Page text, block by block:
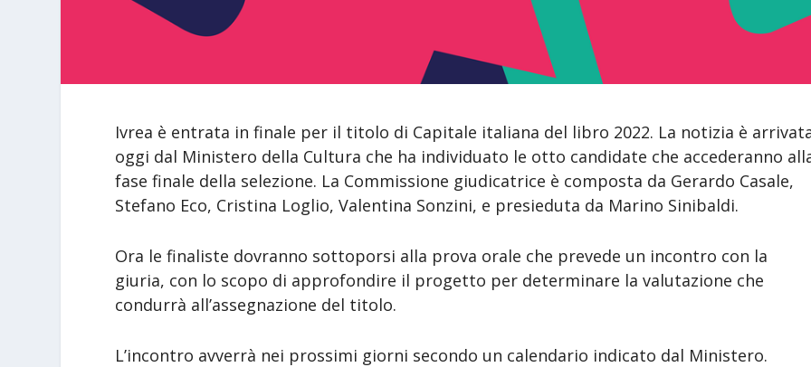
Ivrea è entrata in finale per il titolo di Capitale italiana del libro 2022. La notizia è
oggi dal Ministero della Cultura che ha individuato le otto candidate che accederanno
fase finale della selezione. La Commissione giudicatrice è composta da Gerardo Casale,
Stefano Eco, Cristina Loglio, Valentina Sonzini, e presieduta da Marino Sinibaldi.
Ora le finaliste dovranno sottoporsi alla prova orale che prevede un incontro con la
giuria, con lo scopo di approfondire il progetto per determinare la valutazione che
condurrà all’assegnazione del titolo.
L’incontro avverrà nei prossimi giorni secondo un calendario indicato dal Ministero.